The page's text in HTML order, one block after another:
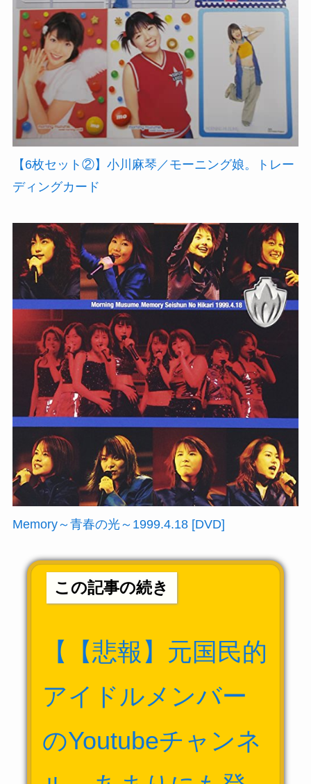
【6枚セット②】小川麻琴／モーニング娘。トレー
ディングカード
Memory～青春の光～1999.4.18 [DVD]
この記事の続き
【【悲報】元国民的
アイドルメンバー
のYoutubeチャンネ